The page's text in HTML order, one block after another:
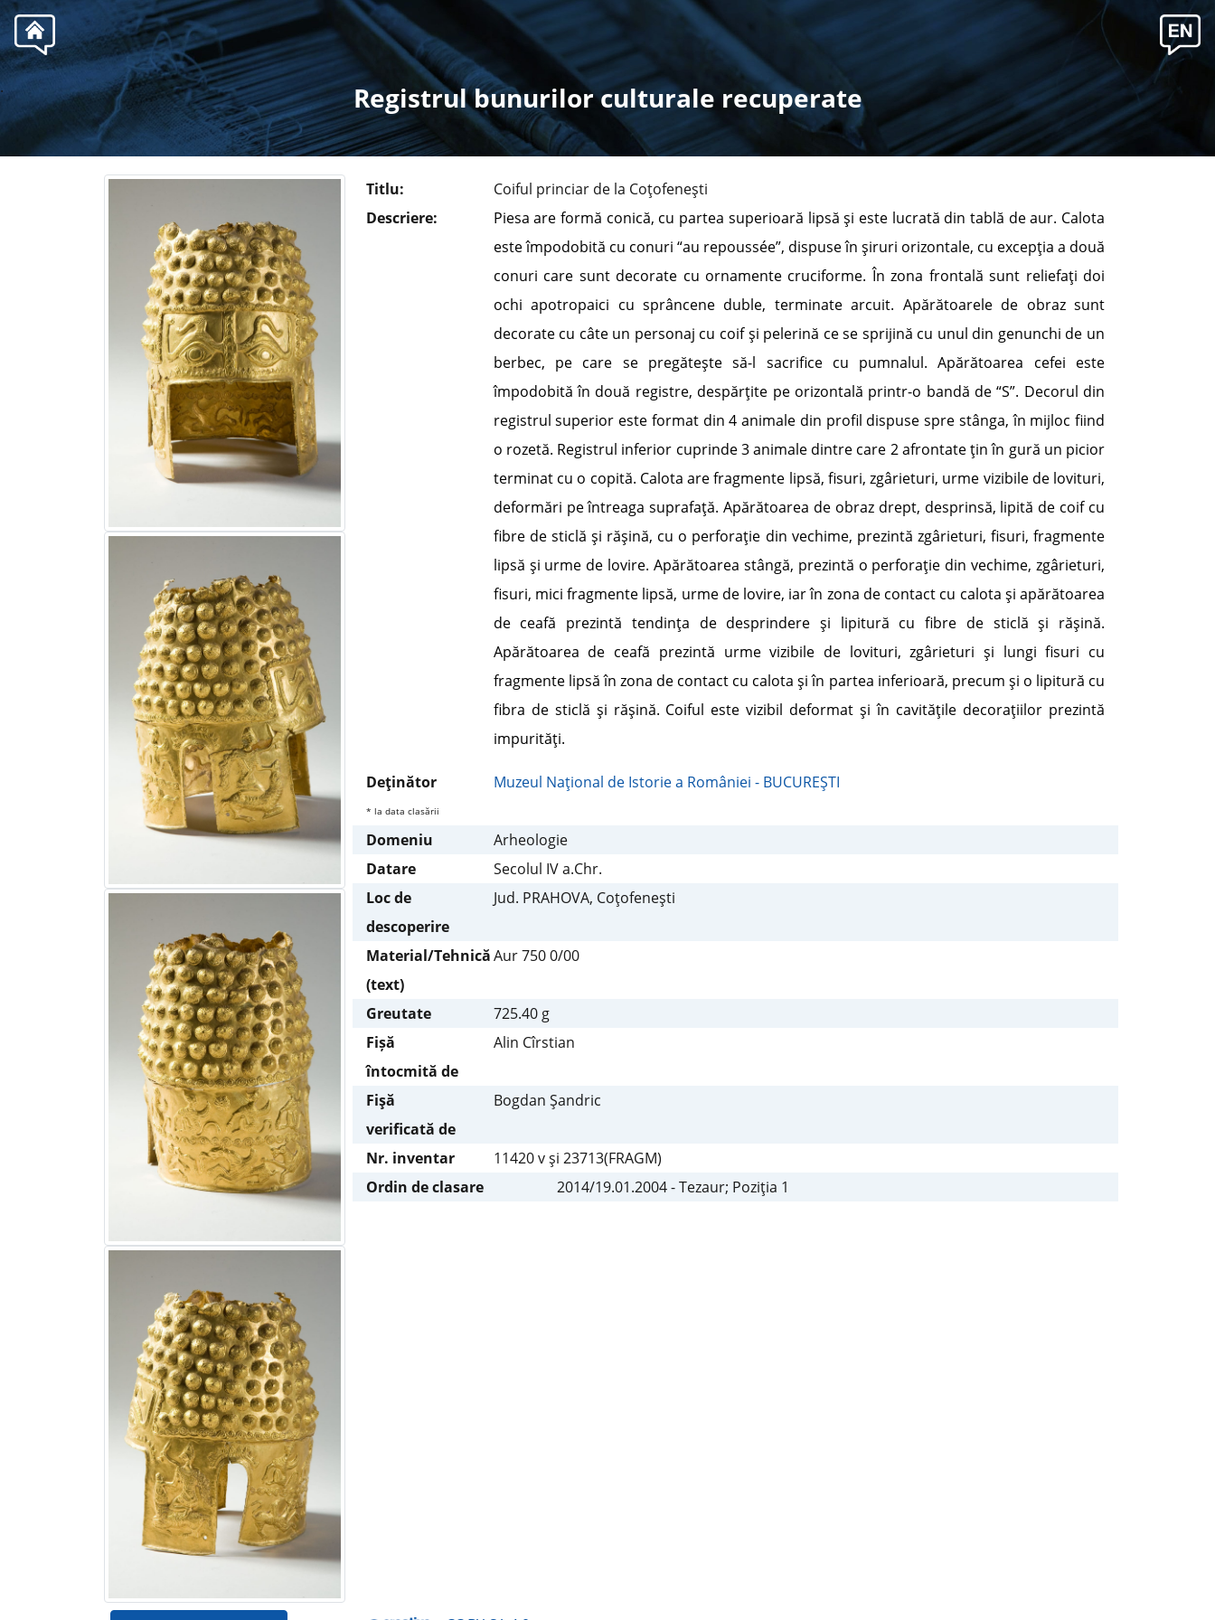
. Registrul bunurilor culturale recuperate
Titlu:
Coiful princiar de la Coţofeneşti
Descriere:
Piesa are formă conică, cu partea superioară lipsă şi este lucrată din tablă de aur. Calota
este împodobită cu conuri “au repoussée”, dispuse în şiruri orizontale, cu excepţia a două
conuri care sunt decorate cu ornamente cruciforme. În zona frontală sunt reliefaţi doi
ochi apotropaici cu sprâncene duble, terminate arcuit. Apărătoarele de obraz sunt
decorate cu câte un personaj cu coif şi pelerină ce se sprijină cu unul din genunchi de un
berbec, pe care se pregăteşte să-l sacrifice cu pumnalul. Apărătoarea cefei este
împodobită în două registre, despărţite pe orizontală printr-o bandă de “S”. Decorul din
registrul superior este format din 4 animale din profil dispuse spre stânga, în mijloc fiind
o rozetă. Registrul inferior cuprinde 3 animale dintre care 2 afrontate ţin în gură un picior
terminat cu o copită. Calota are fragmente lipsă, fisuri, zgârieturi, urme vizibile de lovituri,
deformări pe întreaga suprafaţă. Apărătoarea de obraz drept, desprinsă, lipită de coif cu
fibre de sticlă şi răşină, cu o perforaţie din vechime, prezintă zgârieturi, fisuri, fragmente
lipsă şi urme de lovire. Apărătoarea stângă, prezintă o perforaţie din vechime, zgârieturi,
fisuri, mici fragmente lipsă, urme de lovire, iar în zona de contact cu calota şi apărătoarea
de ceafă prezintă tendinţa de desprindere şi lipitură cu fibre de sticlă şi răşină.
Apărătoarea de ceafă prezintă urme vizibile de lovituri, zgârieturi şi lungi fisuri cu
fragmente lipsă în zona de contact cu calota şi în partea inferioară, precum şi o lipitură cu
fibra de sticlă şi răşină. Coiful este vizibil deformat şi în cavităţile decoraţiilor prezintă
impurităţi.
Deţinător
* la data clasării
Muzeul Naţional de Istorie a României - BUCUREŞTI
Domeniu
Arheologie
Datare
Secolul IV a.Chr.
Loc de
descoperire
Jud. PRAHOVA, Coţofeneşti
Material/Tehnică
(text)
Aur 750 0/00
Greutate
725.40 g
Fișă
întocmită de
Alin Cîrstian
Fişă
verificată de
Bogdan Şandric
Nr. inventar
11420 v şi 23713(FRAGM)
Ordin de clasare
2014/19.01.2004 - Tezaur; Poziţia 1